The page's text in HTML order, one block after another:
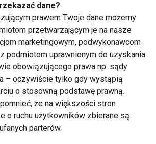
serca i
Ten problem może
dotyczyć nawet co
piątej kobiety na
świecie. Lekarka:
Pacjentki często boją
się mówić o bólu
podczas stosunku
dane?
prawem Twoje dane możemy
przetwarzającym je na nasze
marketingowym, podwykonawcom
podmiotom uprawnionym do uzyskania
obowiązującego prawa np. sądy
– oczywiście tylko gdy wystąpią
o stosowną podstawę prawną.
że na większości stron
o ruchu użytkowników zbierane są
parterów.